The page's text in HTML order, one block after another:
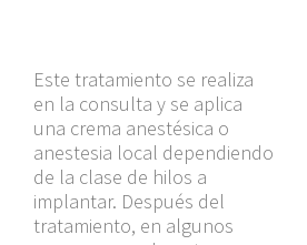
Este tratamiento se realiza
en la consulta y se aplica
una crema anestésica o
anestesia local dependiendo
de la clase de hilos a
implantar. Después del
tratamiento, en algunos